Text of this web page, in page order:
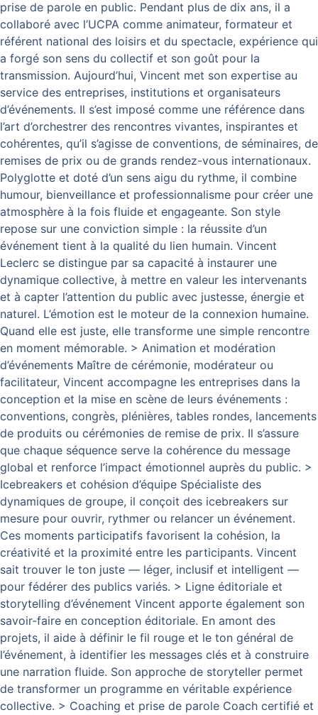
prise de parole en public. Pendant plus de dix ans, il a
collaboré avec l’UCPA comme animateur, formateur et
référent national des loisirs et du spectacle, expérience qui
a forgé son sens du collectif et son goût pour la
transmission. Aujourd’hui, Vincent met son expertise au
service des entreprises, institutions et organisateurs
d’événements. Il s’est imposé comme une référence dans
l’art d’orchestrer des rencontres vivantes, inspirantes et
cohérentes, qu’il s’agisse de conventions, de séminaires, de
remises de prix ou de grands rendez-vous internationaux.
Polyglotte et doté d’un sens aigu du rythme, il combine
humour, bienveillance et professionnalisme pour créer une
atmosphère à la fois fluide et engageante. Son style
repose sur une conviction simple : la réussite d’un
événement tient à la qualité du lien humain. Vincent
Leclerc se distingue par sa capacité à instaurer une
dynamique collective, à mettre en valeur les intervenants
et à capter l’attention du public avec justesse, énergie et
naturel. L’émotion est le moteur de la connexion humaine.
Quand elle est juste, elle transforme une simple rencontre
en moment mémorable. > Animation et modération
d’événements Maître de cérémonie, modérateur ou
facilitateur, Vincent accompagne les entreprises dans la
conception et la mise en scène de leurs événements :
conventions, congrès, plénières, tables rondes, lancements
de produits ou cérémonies de remise de prix. Il s’assure
que chaque séquence serve la cohérence du message
global et renforce l’impact émotionnel auprès du public. >
Icebreakers et cohésion d’équipe Spécialiste des
dynamiques de groupe, il conçoit des icebreakers sur
mesure pour ouvrir, rythmer ou relancer un événement.
Ces moments participatifs favorisent la cohésion, la
créativité et la proximité entre les participants. Vincent
sait trouver le ton juste — léger, inclusif et intelligent —
pour fédérer des publics variés. > Ligne éditoriale et
storytelling d’événement Vincent apporte également son
savoir-faire en conception éditoriale. En amont des
projets, il aide à définir le fil rouge et le ton général de
l’événement, à identifier les messages clés et à construire
une narration fluide. Son approche de storyteller permet
de transformer un programme en véritable expérience
collective. > Coaching et prise de parole Coach certifié et